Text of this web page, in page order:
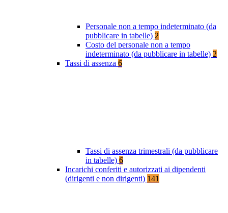
Personale non a tempo indeterminato (da
pubblicare in tabelle) 2
Costo del personale non a tempo
indeterminato (da pubblicare in tabelle) 2
Tassi di assenza 6
Tassi di assenza trimestrali (da pubblicare
in tabelle) 6
Incarichi conferiti e autorizzati ai dipendenti
(dirigenti e non dirigenti) 141